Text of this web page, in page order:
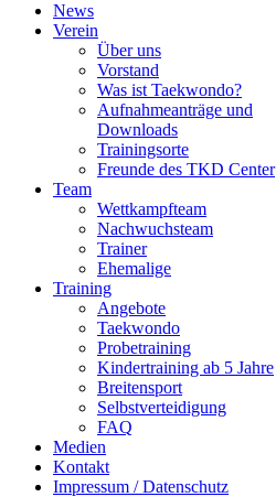
News
Verein
Über uns
Vorstand
Was ist Taekwondo?
Aufnahmeanträge und
Downloads
Trainingsorte
Freunde des TKD Center
Team
Wettkampfteam
Nachwuchsteam
Trainer
Ehemalige
Training
Angebote
Taekwondo
Probetraining
Kindertraining ab 5 Jahre
Breitensport
Selbstverteidigung
FAQ
Medien
Kontakt
Impressum / Datenschutz